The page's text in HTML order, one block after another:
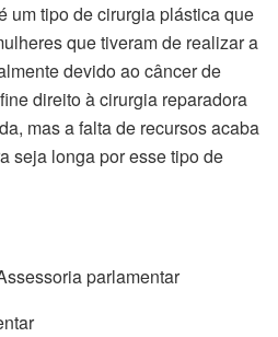
um tipo de cirurgia plástica que
que tiveram de realizar a
devido ao câncer de
direito à cirurgia reparadora
mas a falta de recursos acaba
seja longa por esse tipo de
parlamentar